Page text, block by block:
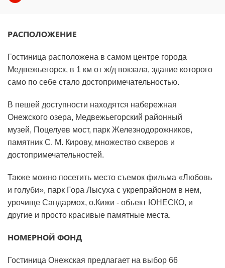
РАСПОЛОЖЕНИЕ
Гостиница расположена в самом центре города
Медвежьегорск, в 1 км от ж/д вокзала, здание которого
само по себе стало достопримечательностью.
В пешей доступности находятся набережная
Онежского озера, Медвежьегорский районный
музей, Поцелуев мост, парк Железнодорожников,
памятник С. М. Кирову, множество скверов и
достопримечательностей.
Также можно посетить место съемок фильма «Любовь
и голуби», парк Гора Лысуха с укрепрайоном в нем,
урочище Сандармох, о.Кижи - объект ЮНЕСКО, и
другие и просто красивые памятные места.
НОМЕРНОЙ ФОНД
Гостиница Онежская предлагает на выбор 66